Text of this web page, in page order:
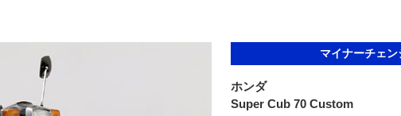
マイナーチェン
ホンダ
Super Cub 70 Custom